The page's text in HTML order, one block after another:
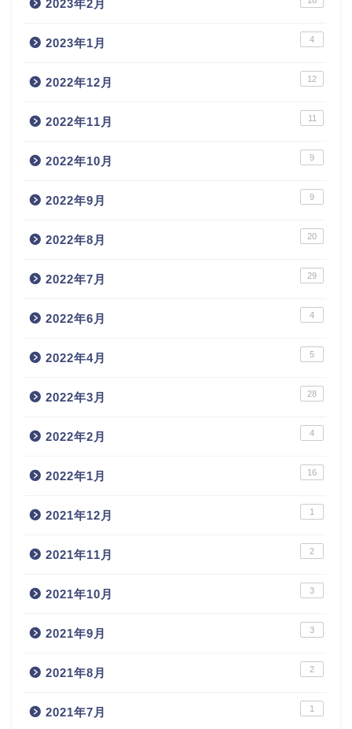
2023年2月
2023年1月 4
2022年12月 12
2022年11月 11
2022年10月 9
2022年9月 9
2022年8月 20
2022年7月 29
2022年6月 4
2022年4月 5
2022年3月 28
2022年2月 4
2022年1月 16
2021年12月 1
2021年11月 2
2021年10月 3
2021年9月 3
2021年8月 2
2021年7月 1